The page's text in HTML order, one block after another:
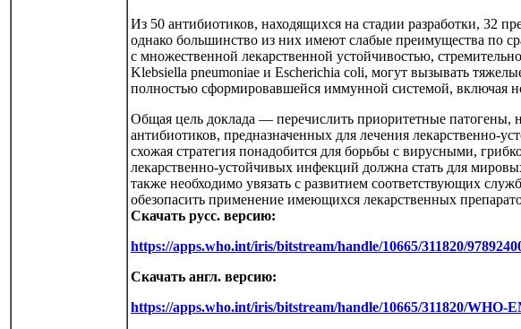
Из 50 антибиотиков, находящихся на стадии разработки,
однако большинство из них имеют слабые преимущества по
с множественной лекарственной устойчивостью,
Klebsiella pneumoniae и Escherichia coli, могут вызывать
полностью сформировавшейся иммунной системой, включая
Общая цель доклада — перечислить приоритетные патогены,
антибиотиков, предназначенных для лечения
схожая стратегия понадобится для борьбы с вирусными,
лекарственно-устойчивых инфекций должна стать для
также необходимо увязать с развитием соответствующих
обезопасить применение имеющихся лекарственных
Скачать русс. версию:
https://apps.who.int/iris/bitstream/handle/10665/311820/
Скачать англ. версию:
https://apps.who.int/iris/bitstream/handle/10665/311820/WHO-